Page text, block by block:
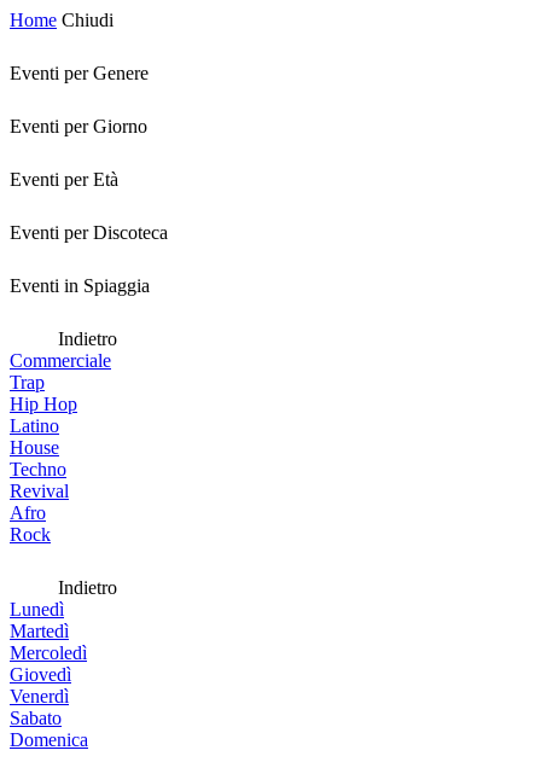
Home Chiudi
Eventi per Genere
Eventi per Giorno
Eventi per Età
Eventi per Discoteca
Eventi in Spiaggia
Indietro
Commerciale
Trap
Hip Hop
Latino
House
Techno
Revival
Afro
Rock
Indietro
Lunedì
Martedì
Mercoledì
Giovedì
Venerdì
Sabato
Domenica